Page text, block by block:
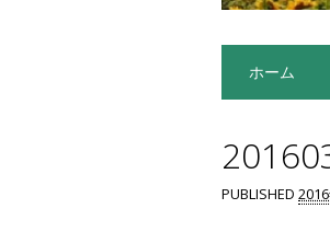
Main
ホーム
PUBLISHED